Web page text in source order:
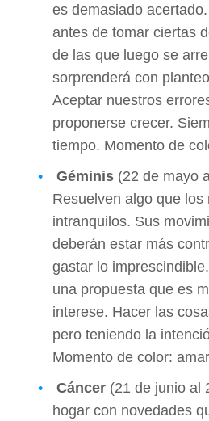
es demasiado
antes de tomar ciertas
de las que luego se
sorprenderá con
Aceptar nuestros
proponerse crecer.
tiempo. Momento de
Géminis (22 de mayo
Resuelven algo que los
intranquilos. Sus
deberán estar más
gastar lo
una propuesta que es
interese. Hacer las
pero teniendo la
Momento de color:
Cáncer (21 de junio al
hogar con novedades